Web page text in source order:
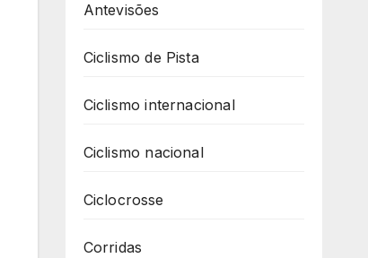
Antevisões
Ciclismo de Pista
Ciclismo internacional
Ciclismo nacional
Ciclocrosse
Corridas